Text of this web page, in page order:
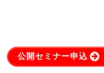
公開セミナー申込